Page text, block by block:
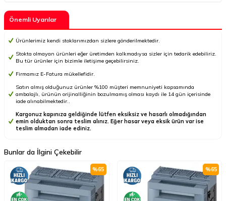
Önemli Uyarılar
Ürünlerimiz kendi stoklarımızdan sizlere gönderilmektedir.
Stokta olmayan ürünleri eğer üretimden kalkmadıysa sizler için tedarik edebiliriz.
Bu tür ürünler için bizimle iletişime geçebilirsiniz.
Firmamız E-Fatura mükellefidir.
Satın almış olduğunuz ürünler %100 müşteri memnuniyeti kapsamında
ambalajlı, ürünün orijinalliğinin bozulmamış olması kaydı ile 14 gün içerisinde
iade alınabilmektedir..
Kargonuz kapınıza geldiğinde lütfen eksiksiz ve hasarlı olmadığından
emin olduktan sonra teslim alınız. Eğer hasar veya eksik ürün var ise
teslim almadan iade ediniz.
Bunlar da İlgini Çekebilir
%65 %65